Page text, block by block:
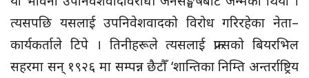
त्यसपछि यसलाई उपनिवेशवादको विरोध गरिरहेका नेता–
कार्यकर्ताले टिपे । तिनीहरूले त्यसलाई फ्रान्सको बियरभिल
सहरमा सन् १९२६ मा सम्पन्न छैटौँ ‘शान्तिका निम्ति अन्तर्राष्ट्रिय